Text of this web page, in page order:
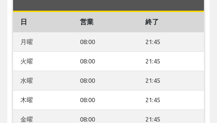
日 営業 終了
月曜 08:00 21:45
火曜 08:00 21:45
水曜 08:00 21:45
木曜 08:00 21:45
金曜 08:00 21:45